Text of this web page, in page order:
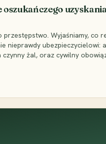
przestępstwo. Wyjaśniamy, co
nieprawdy ubezpieczycielowi:
czynny żal, oraz cywilny